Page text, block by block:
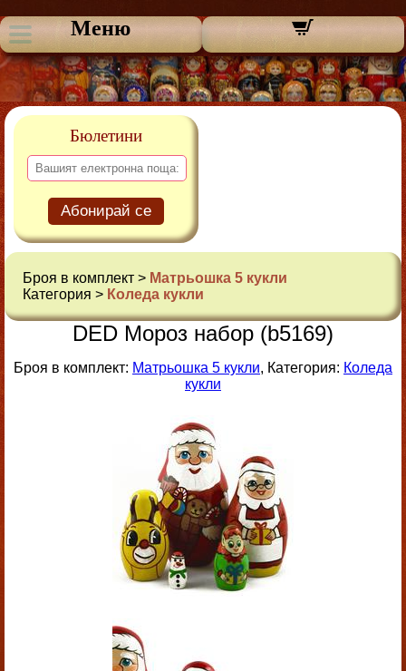
Меню
Бюлетини
Абонирай се
Броя в комплект > Матрьошка 5 кукли
Категория > Коледа кукли
DED Мороз набор (b5169)
Броя в комплект: Матрьошка 5 кукли, Категория: Коледа
кукли